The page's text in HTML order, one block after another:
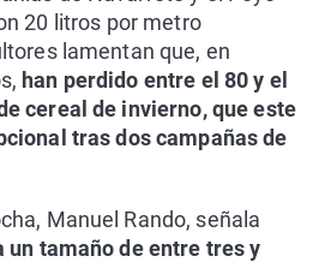
20 litros por metro
lamentan que, en
han perdido entre el 80 y el
cereal de invierno, que este
tras dos campañas de
Manuel Rando, señala
un tamaño de entre tres y